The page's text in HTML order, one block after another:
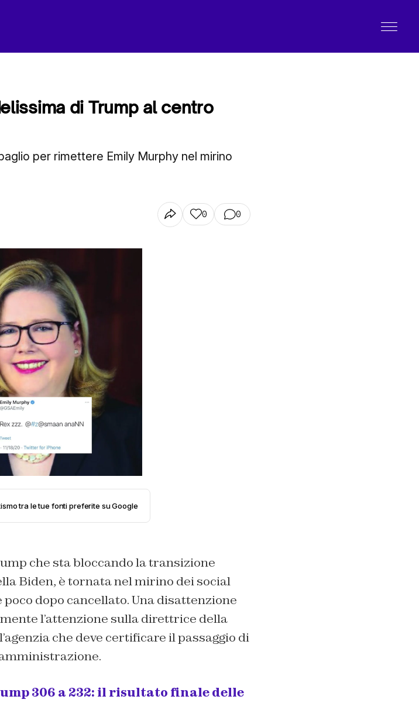
di Trump al centro
per rimettere Emily Murphy nel mirino
0 0
tra le tue fonti preferite su Google
che sta bloccando la transizione
Biden, è tornata nel mirino dei social
dopo cancellato. Una disattenzione
l’attenzione sulla direttrice della
che deve certificare il passaggio di
306 a 232: il risultato finale delle